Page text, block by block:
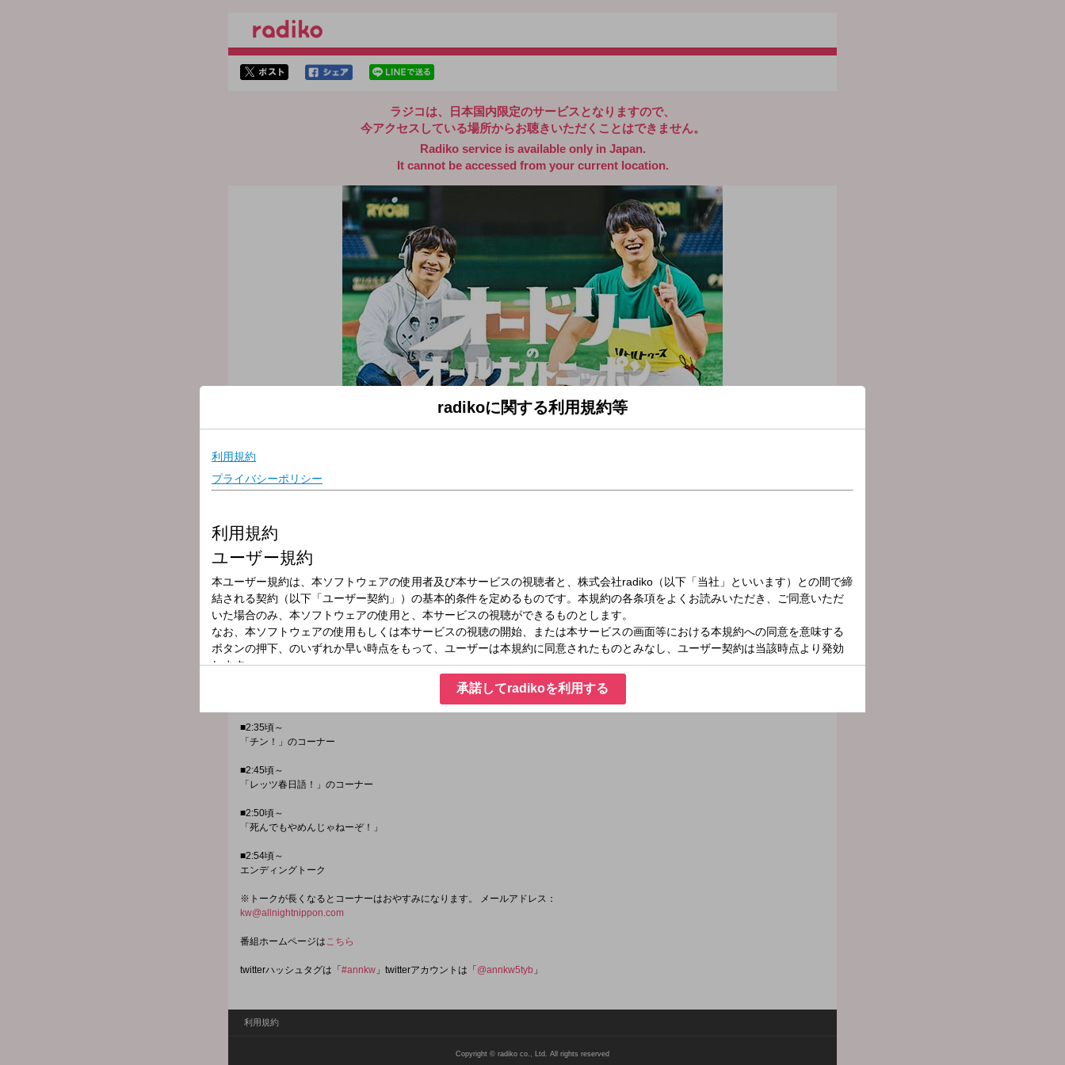
ラジコは、日本国内限定のサービスとなりますので、
今アクセスしている場所からお聴きいただくことはできません。
Radiko service is available only in Japan.
It cannot be accessed from your current location.
放送局
放送時間
2026年4月18日（土）25:00～27:00
番組名
オードリーのオールナイトニッポン
オードリーの2人が土曜の夜にじっくりお話してます。
若林さん、春日さんのそれぞれのトークが聴けるのは、オールナイトニッポンだけ！
■1:00～1:45頃
オープニングトーク
■2:00頃～
若林フリートーク
■2:35頃～
「チン！」のコーナー
■2:45頃～
「レッツ春日語！」のコーナー
■2:50頃～
「死んでもやめんじゃねーぞ！」
■2:54頃～
エンディングトーク
※トークが長くなるとコーナーはおやすみになります。 メールアドレス：
kw@allnightnippon.com
番組ホームページはこちら
twitterハッシュタグは「 #annkw 」twitterアカウントは「 @annkw5tyb 」
利用規約
Copyright © radiko co., Ltd. All rights reserved
radikoに関する利用規約等
承諾してradikoを利用する